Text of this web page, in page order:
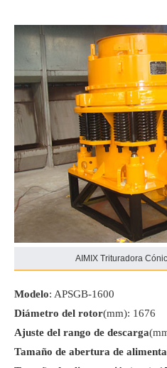
AIMIX Trituradora
Modelo: APSGB-1600
Diámetro del rotor(mm): 1676
Ajuste del rango de descarga
Tamaño de abertura de